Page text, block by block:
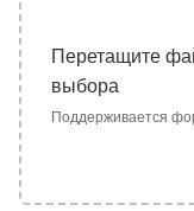
Перетащите
выбора
Поддерживается